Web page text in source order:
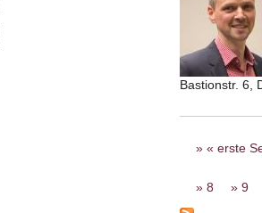
Bastionstr. 6,
Seiten
« erste
8 9